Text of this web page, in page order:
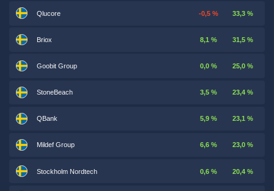
Qlucore -0,5 % 33,3 %
Briox 8,1 % 31,5 %
Goobit Group 0,0 % 25,0 %
StoneBeach 3,5 % 23,4 %
QBank 5,9 % 23,1 %
Mildef Group 6,6 % 23,0 %
Stockholm Nordtech 0,6 % 20,4 %